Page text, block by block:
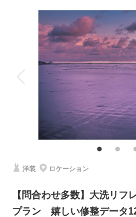
着付け ヘア
アルバム データ
衣装追加
家族と撮影 家族用衣
ここでしか撮れない圧巻のロケーショ
プラン内洋装各1着・ヘアメイク・
ト・水戸市外料金・石切山脈撮影使
このプランで撮影可能な撮影レポ
撮影日：
洋装 ロケーション
【問合わせ多数】大洗リフ
プラン 嬉しい修整データ